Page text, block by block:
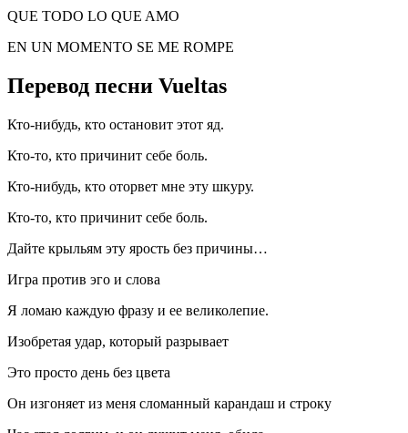
QUE TODO LO QUE AMO
EN UN MOMENTO SE ME ROMPE
Перевод песни Vueltas
Кто-нибудь, кто остановит этот яд.
Кто-то, кто причинит себе боль.
Кто-нибудь, кто оторвет мне эту шкуру.
Кто-то, кто причинит себе боль.
Дайте крыльям эту ярость без причины…
Игра против эго и слова
Я ломаю каждую фразу и ее великолепие.
Изобретая удар, который разрывает
Это просто день без цвета
Он изгоняет из меня сломанный карандаш и строку